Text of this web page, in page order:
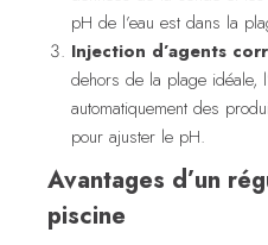
pH de l’eau est dans la
Injection d’agents
dehors de la plage idéale,
automatiquement des
pour ajuster le pH.
Avantages d’un
piscine